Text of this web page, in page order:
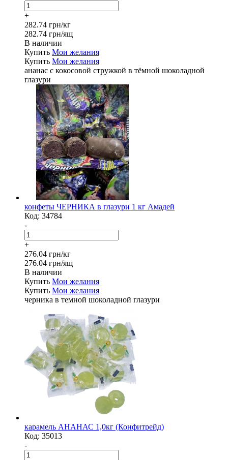
+
282.74 грн/кг
282.74 грн/ящ
В наличии
Купить Мои желания
Купить Мои желания
ананас с кокосовой стружкой в тёмной шоколадной
глазури
конфеты ЧЕРНИКА в глазури 1 кг Амадей
Код: 34784
-
+
276.04 грн/кг
276.04 грн/ящ
В наличии
Купить Мои желания
Купить Мои желания
черника в темной шоколадной глазури
карамель АНАНАС 1,0кг (Конфитрейд)
Код: 35013
-